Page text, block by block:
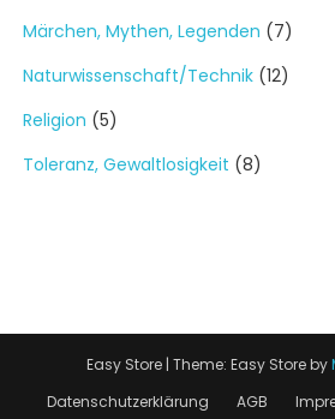
Märchen, Mythen, Legenden (7)
Naturwissenschaft/Technik (12)
Religion (5)
Toleranz, Gewaltlosigkeit (8)
Easy Store | Theme: Easy Store by
Datenschutzerklärung
AGB